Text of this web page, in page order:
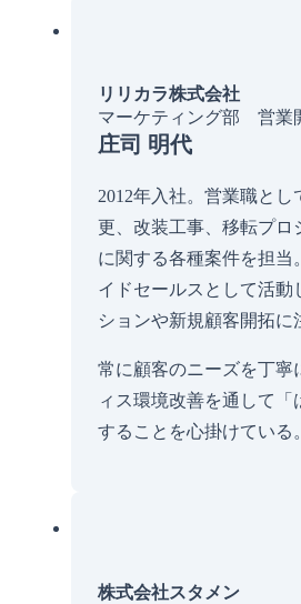
リリカラ株式会社
マーケティング部 営業
庄司 明代
2012年入社。営業職と
更、改装工事、移転プロ
に関する各種案件を担当
イドセールスとして活動
ションや新規顧客開拓に
常に顧客のニーズを丁寧
ィス環境改善を通して「
することを心掛けている。
株式会社スタメン